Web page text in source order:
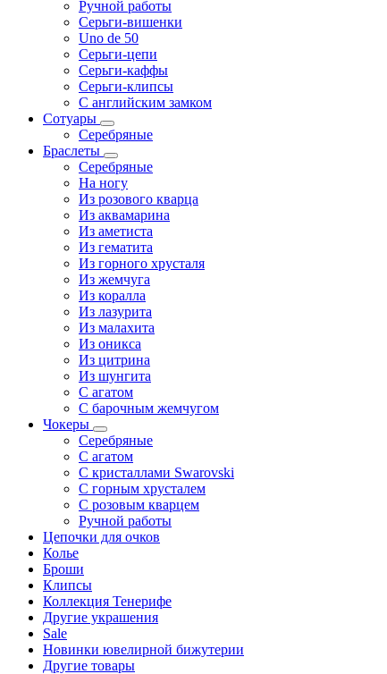
Ручной работы
Серьги-вишенки
Uno de 50
Серьги-цепи
Серьги-каффы
Серьги-клипсы
С английским замком
Сотуары
Серебряные
Браслеты
Серебряные
На ногу
Из розового кварца
Из аквамарина
Из аметиста
Из гематита
Из горного хрусталя
Из жемчуга
Из коралла
Из лазурита
Из малахита
Из оникса
Из цитрина
Из шунгита
С агатом
С барочным жемчугом
Чокеры
Серебряные
С агатом
С кристаллами Swarovski
С горным хрусталем
С розовым кварцем
Ручной работы
Цепочки для очков
Колье
Броши
Клипсы
Коллекция Тенерифе
Другие украшения
Sale
Новинки ювелирной бижутерии
Другие товары